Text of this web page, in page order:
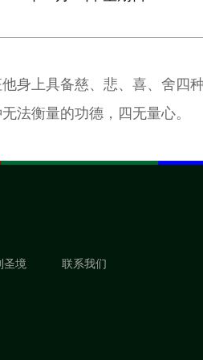
身上具备慈、悲、喜、舍四
法衡量的功德，四无量心。
圣境 联系我们